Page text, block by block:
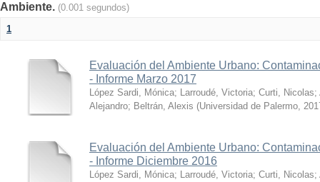
Ambiente. (0.001 segundos)
1
Evaluación del Ambiente Urbano:
- Informe Marzo 2017
López Sardi, Mónica; Larroudé, Victoria; Curti, Nicolas;
Alejandro; Beltrán, Alexis (Universidad de Palermo,
Evaluación del Ambiente Urbano:
- Informe Diciembre 2016
López Sardi, Mónica; Larroudé, Victoria; Curti, Nicolas;